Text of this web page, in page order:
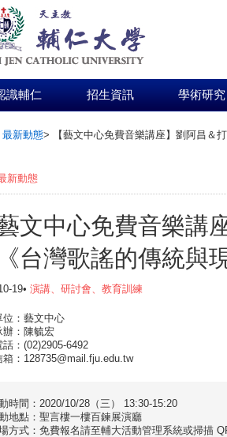
識輔仁 招生資訊 學術研究
最新動態> 【藝文中心免費音樂講座】劉阿昌＆
新動態
藝文中心免費音樂講
台灣歌謠的傳統與
19• 演講、研討會、教育訓練
位：藝文中心
辦：陳毓宏
話：(02)2905-6492
箱：128735@mail.fju.edu.tw
時間：2020/10/28（三） 13:30-15:20
地點：聖言樓一樓百鍊展演廳
方式：免費報名請至輔大活動管理系統或掃描